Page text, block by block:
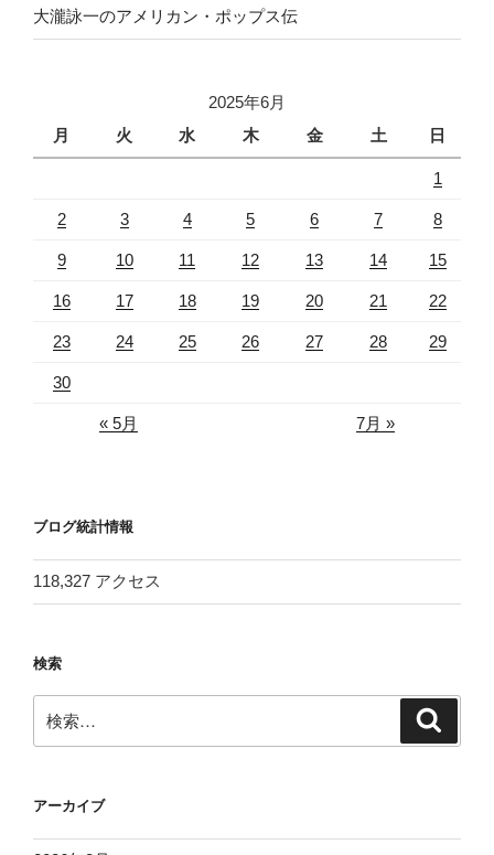
大瀧詠一のアメリカン・ポップス伝
2025年6月
月
火 水 木 金 土 日
1
2 3 4 5 6 7 8
9 10 11 12 13 14 15
16 17 18 19 20 21 22
23 24 25 26 27 28 29
30
« 5月 7月 »
ブログ統計情報
118,327 アクセス
検索
索:
アーカイブ